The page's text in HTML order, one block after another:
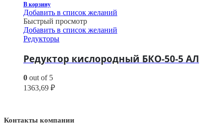
В корзину
Добавить в список желаний
Быстрый просмотр
Добавить в список желаний
Редукторы
Редуктор кислородный БКО-50-5 АЛ
0 out of 5
1363,69 ₽
Контакты компании